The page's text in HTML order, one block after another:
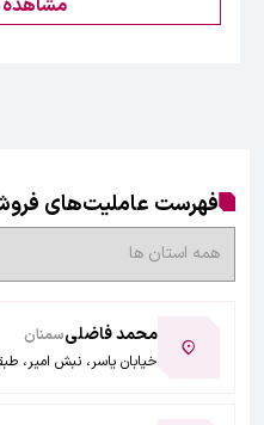
مشاهده
فهرست عاملیت‌های
محمد فاضلیسمنان
خیابان یاسر، نبش امیر،